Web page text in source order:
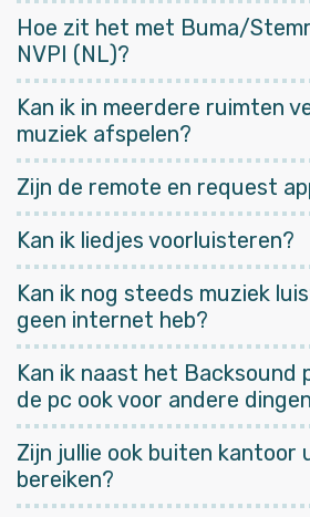
Hoe zit het met Buma/
NVPI (NL)?
Kan ik in meerdere ruimten
muziek afspelen?
Zijn de remote en request
Kan ik liedjes voorluisteren?
Kan ik nog steeds muziek
geen internet heb?
Kan ik naast het Backsound
de pc ook voor andere
Zijn jullie ook buiten kantoor
bereiken?